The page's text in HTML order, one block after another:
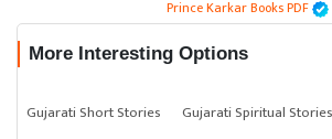
Prince Karkar Books PDF
More Interesting Options
Gujarati Short Stories
Gujarati Spiritual Stories